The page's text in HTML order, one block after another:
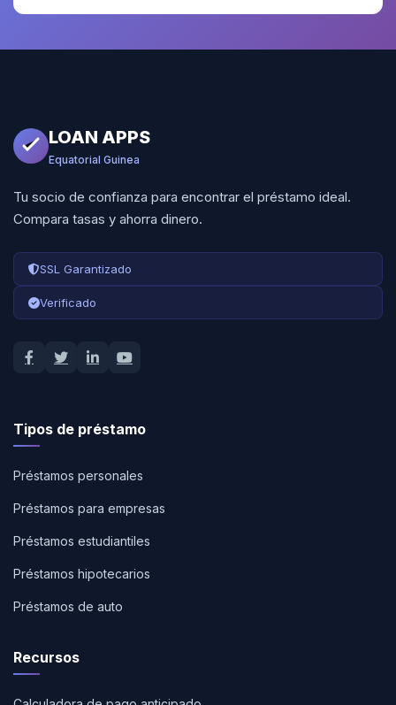
LOAN APPS
Equatorial Guinea
Tu socio de confianza para encontrar el préstamo ideal.
Compara tasas y ahorra dinero.
SSL Garantizado
Verificado
Tipos de préstamo
Préstamos personales
Préstamos para empresas
Préstamos estudiantiles
Préstamos hipotecarios
Préstamos de auto
Recursos